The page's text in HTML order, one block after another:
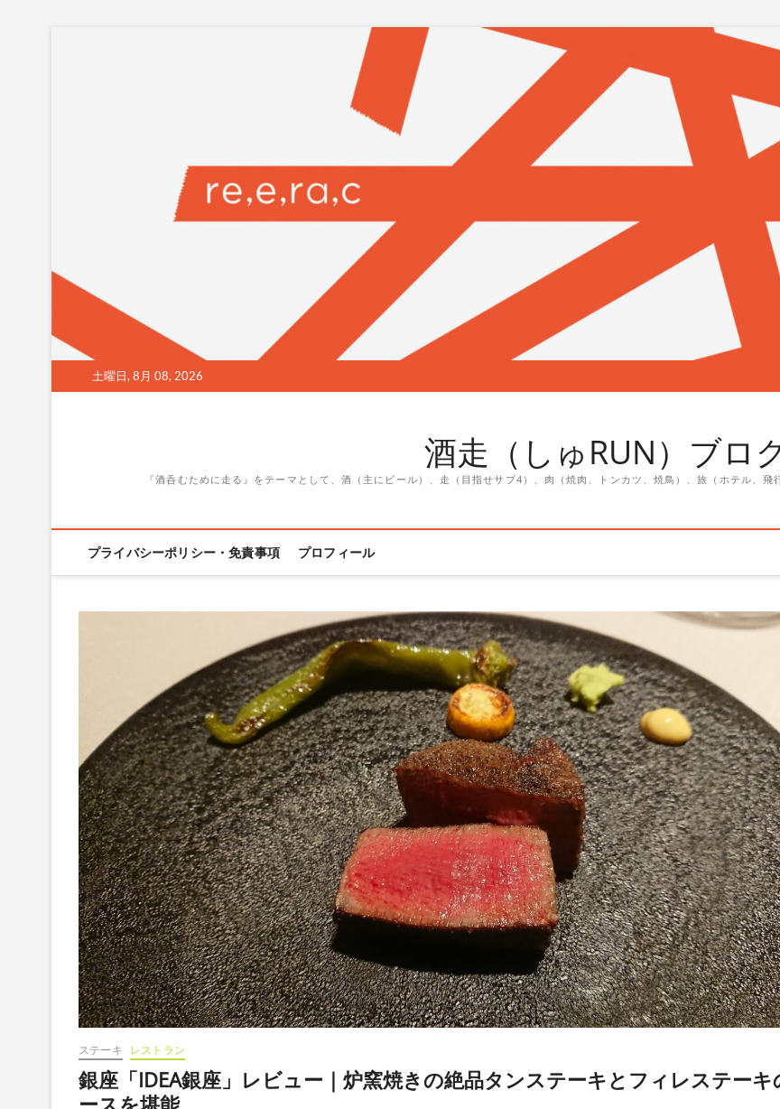
土曜日, 8月 08, 2026
酒走（しゅRUN）ブロ
『酒呑むために走る』をテーマとして、酒（主にビール）、走（目指せサブ4）、肉（焼肉、トンカツ、焼鳥）、旅（ホテル、飛
プライバシーポリシー・免責事項 プロフィール
ステーキ レストラン
銀座「IDEA銀座」レビュー｜炉窯焼きの絶品タンステーキとフィレステーキ
ースを堪能